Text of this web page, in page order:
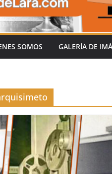
SOMOS GALERÍA DE